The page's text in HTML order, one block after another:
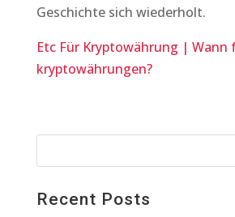
Geschichte sich wiederholt.
Etc Für Kryptowährung | Wann
kryptowährungen?
Recent Posts